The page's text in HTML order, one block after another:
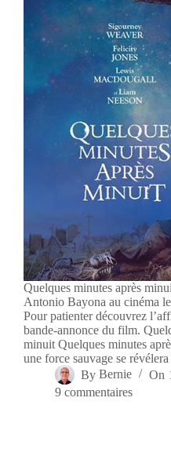
Quelques minutes après
Antonio Bayona au cinéma
Pour patienter découvrez
bande-annonce du film.
minuit Quelques minutes
une force sauvage se
By Bernie On
9 commentaires